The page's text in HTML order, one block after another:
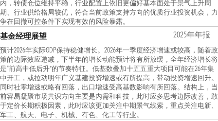
内，转债仓位维持平稳，行业配置上依旧更偏好基本面处于景气上升周
期、行业供给格局较优，符合当前政策支持方向的优质行业投资机会，力
争在回撤可控条件下实现有效的风险暴露。
基金经理展望 2025年年报
预计2026年实际GDP保持稳健增长。2026年一季度经济增速或较高，随着政
策的边际效应递减，下半年的增长动能预计将有所放缓，全年经济增长将
是“前高中低后升”的节奏特征。低基数叠加十五五重大项目可能在26年集
中开工，或拉动明年广义基建投资增速或有所提高，带动投资增速回升。
同时社零增速或略有回落，出口增速受高基数影响有所回落。结构上，当
前容易凝聚市场共识方向主要是内需和科技，此时应多思考边际改善，敢
于定价长期积极因素，此时应该更加关注中期景气线索，重点关注电新、
军工、航天、电子、机械、有色、化工等行业。